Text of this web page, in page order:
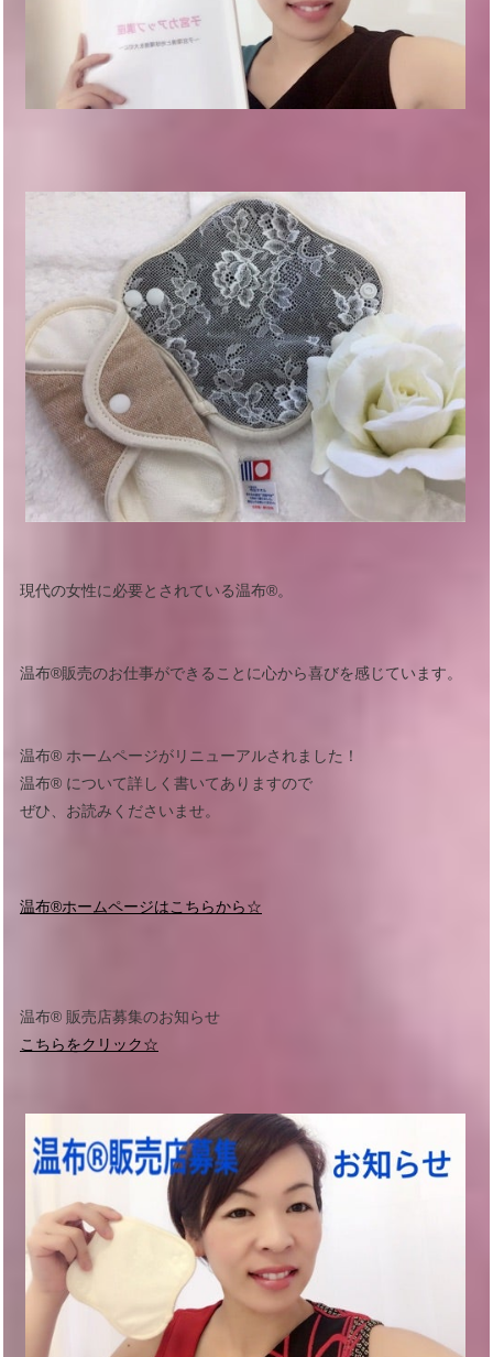
現代の女性に必要とされている温布®︎。
温布®︎販売のお仕事ができることに心から喜びを感じています。
温布®︎ ホームページがリニューアルされました！
温布®︎ について詳しく書いてありますので
ぜひ、お読みくださいませ。
温布®︎ホームページはこちらから☆
温布®︎ 販売店募集のお知らせ
こちらをクリック☆